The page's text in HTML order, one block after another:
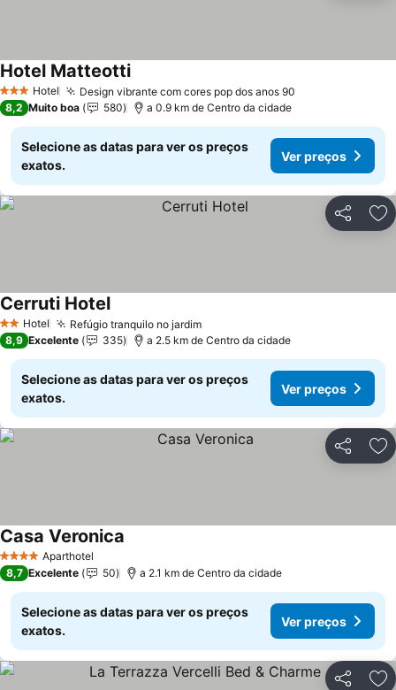
3 EstrelasHotel Design vibrante com cores pop dos anos 90
Hotel Matteotti
8,2 Muito boa 580 a 0.9 km de Centro da cidade
Selecione as datas para ver os preços
exatos.
Ver preços
Partilhar
2 Estrelas
Hotel Refúgio tranquilo no jardim
Cerruti Hotel
8,9 Excelente 335 a 2.5 km de Centro da cidade
Selecione as datas para ver os preços
exatos.
Ver preços
Partilhar
4 EstrelasAparthotel
Casa Veronica
8,7 Excelente 50 a 2.1 km de Centro da cidade
Selecione as datas para ver os preços
exatos.
Ver preços
Partilhar